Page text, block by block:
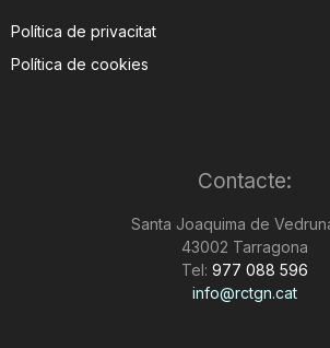
Política de privacitat
Política de cookies
Contacte:
Santa Joaquima de
43002 Tarragona
Tel: 977 088 596
info@rctgn.cat